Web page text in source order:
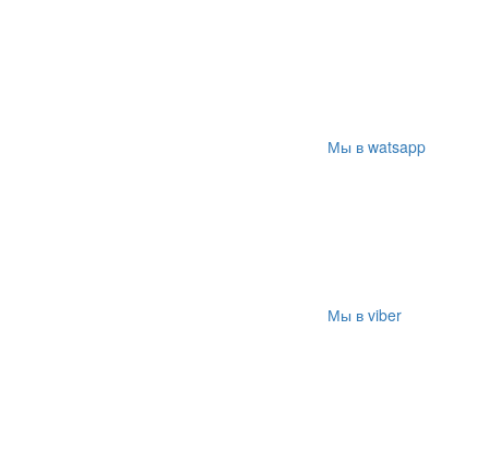
Мы в watsapp
Мы в viber